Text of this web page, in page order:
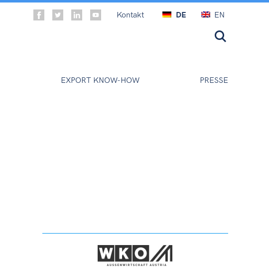
EXPORT KNOW-HOW PRESSE
Kontakt DE EN